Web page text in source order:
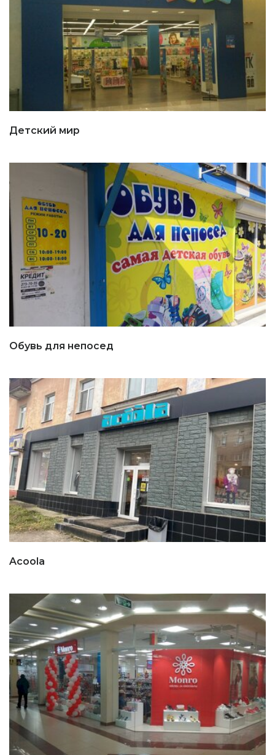
Детский мир
Обувь для непосед
Acoola